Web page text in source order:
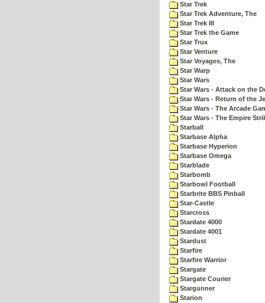
Star Trek
Star Trek Adventure, The
Star Trek III
Star Trek the Game
Star Trux
Star Venture
Star Voyages, The
Star Warp
Star Wars
Star Wars - Attack on the
Star Wars - Return of the
Star Wars - The Arcade
Star Wars - The Empire
Starball
Starbase Alpha
Starbase Hyperion
Starbase Omega
Starblade
Starbomb
Starbowl Football
Starbrite BBS Pinball
Star-Castle
Starcross
Stardate 4000
Stardate 4001
Stardust
Starfire
Starfire Warrior
Stargate
Stargate Courier
Stargunner
Starion